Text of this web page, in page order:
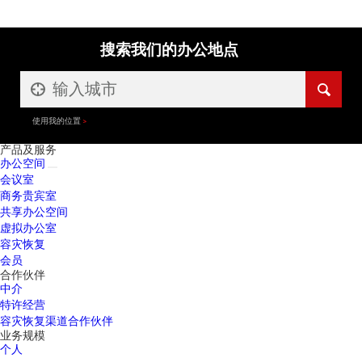
搜索我们的办公地点
使用我的位置
产品及服务
办公空间
会议室
商务贵宾室
共享办公空间
虚拟办公室
容灾恢复
会员
合作伙伴
中介
特许经营
容灾恢复渠道合作伙伴
业务规模
个人